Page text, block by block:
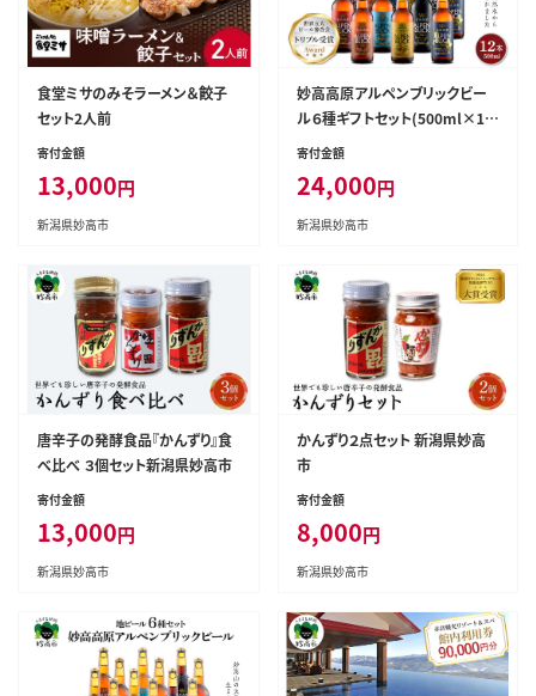
食堂ミサのみそラーメン＆餃子
セット2人前
寄付金額
13,000円
新潟県妙高市
妙高高原アルペンブリックビー
ル６種ギフトセット(500ml×12
本) within2024
寄付金額
24,000円
新潟県妙高市
唐辛子の発酵食品『かんずり』食
べ比べ ３個セット新潟県妙高市
寄付金額
13,000円
新潟県妙高市
かんずり２点セット 新潟県妙高
市
寄付金額
8,000円
新潟県妙高市